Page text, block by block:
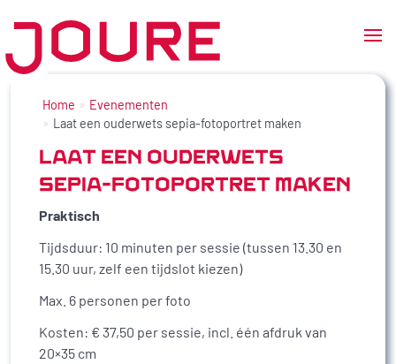
Ga
Home
Evenementen
Laat een ouderwets sepia-fotoportret maken
LAAT EEN OUDERWETS
SEPIA-FOTOPORTRET MAKEN
Praktisch
Tijdsduur: 10 minuten per sessie (tussen 13.30 en
15.30 uur, zelf een tijdslot kiezen)
Max. 6 personen per foto
Kosten: € 37,50 per sessie, incl. één afdruk van
20×35 cm